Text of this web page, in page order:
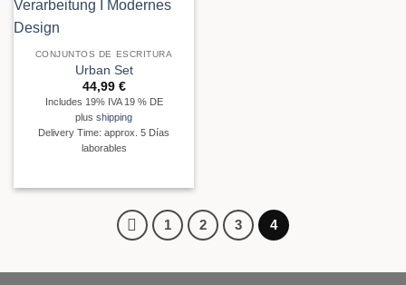
CONJUNTOS DE ESCRITURA
Urban Set
44,99 €
Includes 19% IVA 19 % DE
plus shipping
Delivery Time: approx. 5 Días
laborables
1 2 3 4